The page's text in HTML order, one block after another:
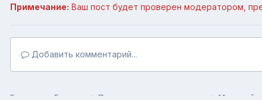
Примечание: Ваш пост будет проверен модератором,
Добавить комментарий...
Главная Галерея Пользовательские галереи Межевой